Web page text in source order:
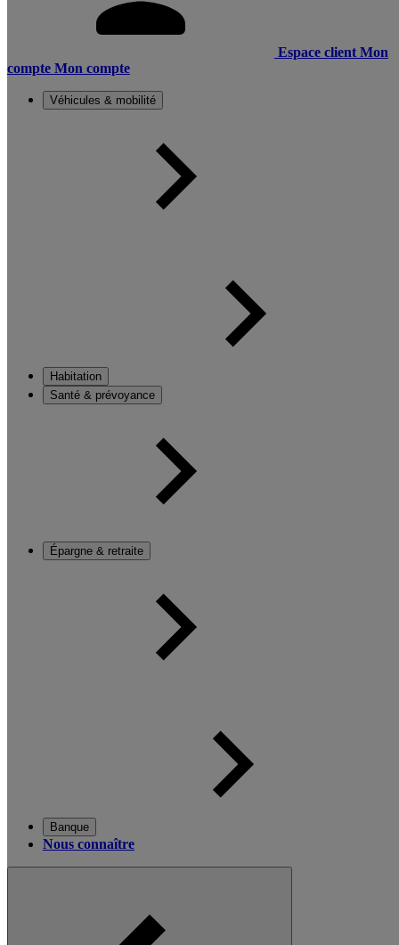
Espace client Mon
compte Mon compte
Véhicules & mobilité
Habitation
Santé & prévoyance
Épargne & retraite
Banque
Nous connaître